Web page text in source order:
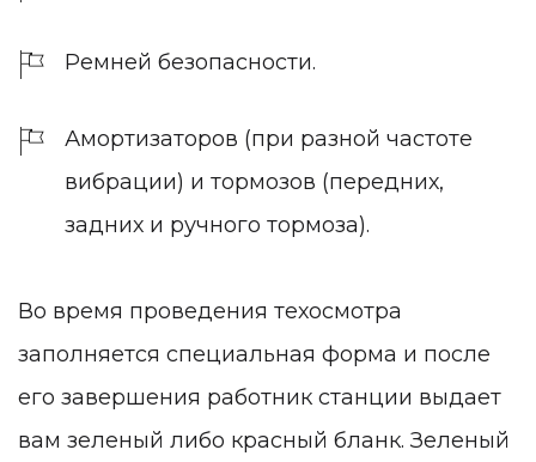
Ремней безопасности.
Амортизаторов (при разной частоте
вибрации) и тормозов (передних,
задних и ручного тормоза).
Во время проведения техосмотра
заполняется специальная форма и после
его завершения работник станции выдает
вам зеленый либо красный бланк. Зеленый